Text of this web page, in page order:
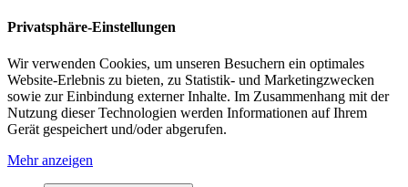
Privatsphäre-Einstellungen
Wir verwenden Cookies, um unseren Besuchern ein optimales
Website-Erlebnis zu bieten, zu Statistik- und Marketingzwecken
sowie zur Einbindung externer Inhalte. Im Zusammenhang mit der
Nutzung dieser Technologien werden Informationen auf Ihrem
Gerät gespeichert und/oder abgerufen.
Mehr anzeigen